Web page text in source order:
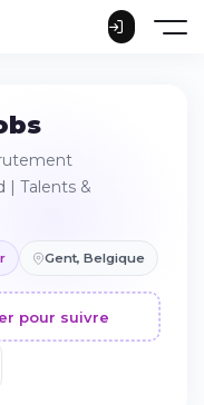
| Talents &
Gent, Belgique
pour suivre